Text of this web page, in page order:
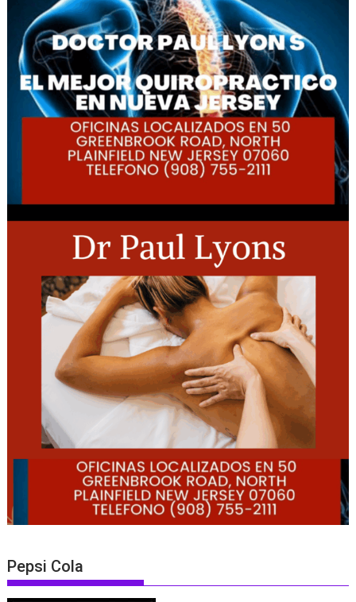
Pepsi Cola